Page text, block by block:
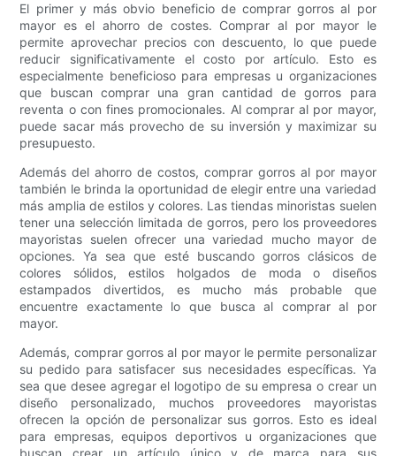
El primer y más obvio beneficio de comprar gorros al por
mayor es el ahorro de costes. Comprar al por mayor le
permite aprovechar precios con descuento, lo que puede
reducir significativamente el costo por artículo. Esto es
especialmente beneficioso para empresas u organizaciones
que buscan comprar una gran cantidad de gorros para
reventa o con fines promocionales. Al comprar al por mayor,
puede sacar más provecho de su inversión y maximizar su
presupuesto.
Además del ahorro de costos, comprar gorros al por mayor
también le brinda la oportunidad de elegir entre una variedad
más amplia de estilos y colores. Las tiendas minoristas suelen
tener una selección limitada de gorros, pero los proveedores
mayoristas suelen ofrecer una variedad mucho mayor de
opciones. Ya sea que esté buscando gorros clásicos de
colores sólidos, estilos holgados de moda o diseños
estampados divertidos, es mucho más probable que
encuentre exactamente lo que busca al comprar al por
mayor.
Además, comprar gorros al por mayor le permite personalizar
su pedido para satisfacer sus necesidades específicas. Ya
sea que desee agregar el logotipo de su empresa o crear un
diseño personalizado, muchos proveedores mayoristas
ofrecen la opción de personalizar sus gorros. Esto es ideal
para empresas, equipos deportivos u organizaciones que